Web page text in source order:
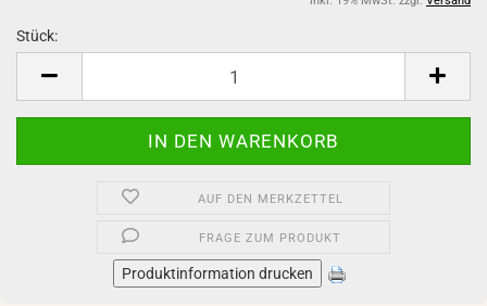
Stück:
AUF DEN MERKZETTEL
FRAGE ZUM PRODUKT
Produktinformation drucken